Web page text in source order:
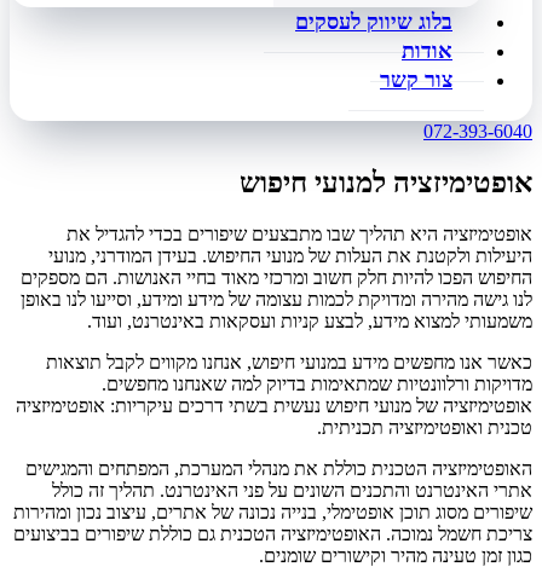
בלוג שיווק לעסקים
אודות
צור קשר
072-393-6040
אופטימיזציה למנועי חיפוש
אופטימיזציה היא תהליך שבו מתבצעים שיפורים בכדי להגדיל את
היעילות ולקטנת את העלות של מנועי החיפוש. בעידן המודרני, מנועי
החיפוש הפכו להיות חלק חשוב ומרכזי מאוד בחיי האנושות. הם מספקים
לנו גישה מהירה ומדויקת לכמות עצומה של מידע ומידע, וסייעו לנו באופן
משמעותי למצוא מידע, לבצע קניות ועסקאות באינטרנט, ועוד.
כאשר אנו מחפשים מידע במנועי חיפוש, אנחנו מקווים לקבל תוצאות
מדויקות ורלוונטיות שמתאימות בדיוק למה שאנחנו מחפשים.
אופטימיזציה של מנועי חיפוש נעשית בשתי דרכים עיקריות: אופטימיזציה
טכנית ואופטימיזציה תכניתית.
האופטימיזציה הטכנית כוללת את מנהלי המערכת, המפתחים והמגישים
אתרי האינטרנט והתכנים השונים על פני האינטרנט. תהליך זה כולל
שיפורים מסוג תוכן אופטימלי, בנייה נכונה של אתרים, עיצוב נכון ומהירות
צריכת חשמל נמוכה. האופטימיזציה הטכנית גם כוללת שיפורים בביצועים
כגון זמן טעינה מהיר וקישורים שומנים.